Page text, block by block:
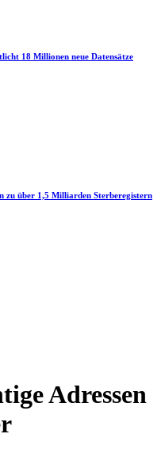
18 Millionen neue Datensätze
zu über 1,5 Milliarden Sterberegistern
Adressen